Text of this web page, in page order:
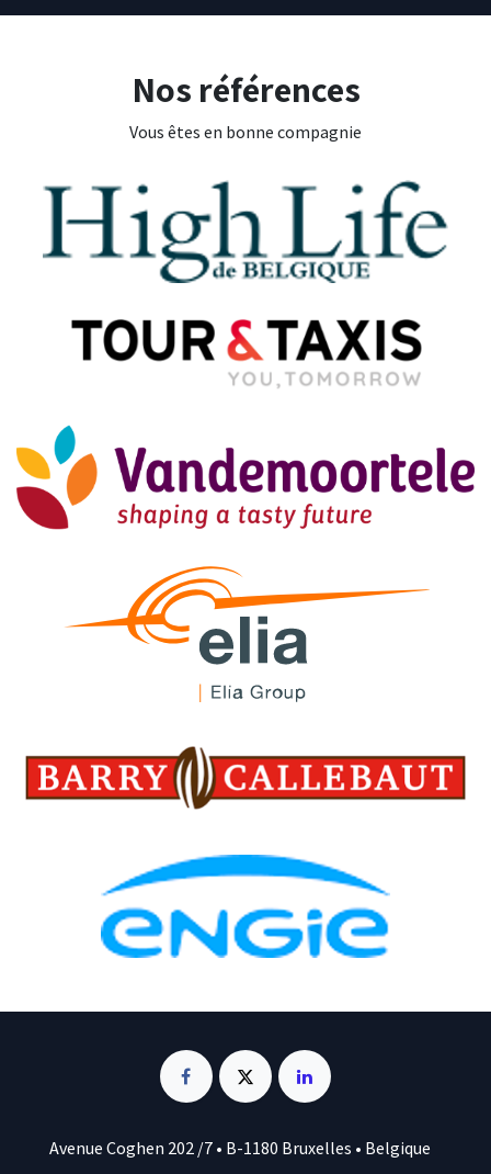
Nos références
Vous êtes en bonne compagnie
Avenue Coghen 202 /7 • B-1180 Bruxelles • Belgique